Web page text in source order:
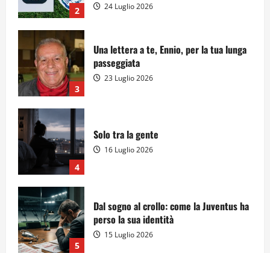
2 24 Luglio 2026
3
Una lettera a te, Ennio, per la tua lunga
passeggiata
23 Luglio 2026
4
Solo tra la gente
16 Luglio 2026
5
Dal sogno al crollo: come la Juventus ha
perso la sua identità
15 Luglio 2026